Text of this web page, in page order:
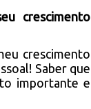
crescimento
crescimento
Saber que
importante e